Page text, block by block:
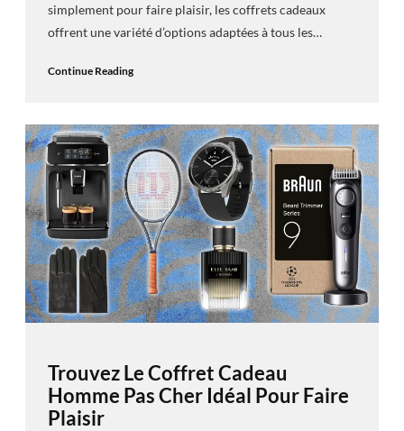
simplement pour faire plaisir, les coffrets cadeaux
offrent une variété d’options adaptées à tous les…
Continue Reading
Trouvez Le Coffret Cadeau
Homme Pas Cher Idéal Pour Faire
Plaisir